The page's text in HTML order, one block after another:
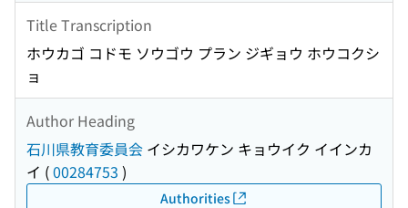
Title Transcription
ホウカゴ コドモ ソウゴウ プラン ジギョウ ホウコクシ
ョ
Author Heading
石川県教育委員会 イシカワケン キョウイク イインカ
イ (00284753 )
Authorities